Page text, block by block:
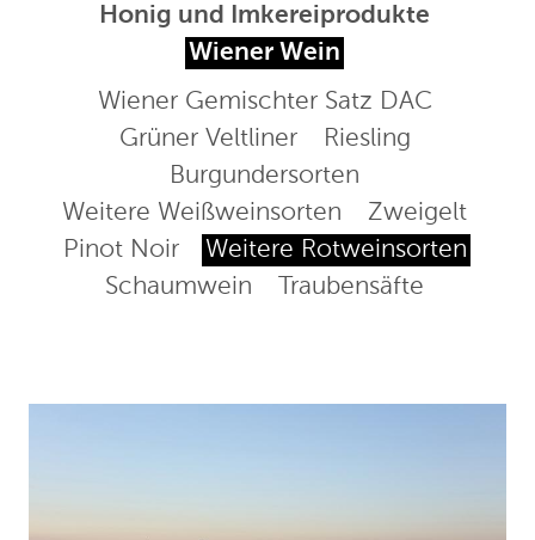
Honig und Imkereiprodukte
Wiener Wein
Wiener Gemischter Satz DAC
Grüner Veltliner
Riesling
Burgundersorten
Weitere Weißweinsorten
Zweigelt
Pinot Noir
Weitere Rotweinsorten
Schaumwein
Traubensäfte